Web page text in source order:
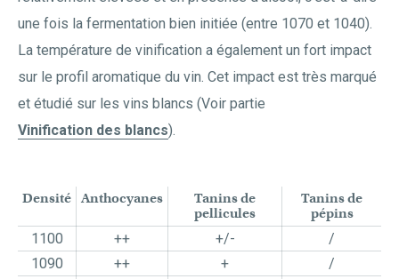
une fois la fermentation bien initiée (entre 1070 et 1040).
La température de vinification a également un fort impact
sur le profil aromatique du vin. Cet impact est très marqué
et étudié sur les vins blancs (Voir partie
Vinification des blancs).
Densité Anthocyanes
Tanins de
pellicules
Tanins de
pépins
1100 ++ +/-
/
1090
++ +
/